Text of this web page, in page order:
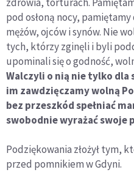
pod osłoną nocy,
mężów, ojców i synów. Nie
tych, którzy zginęli i byli
upominali się o godność,
Walczyli o nią nie tylko dla
im zawdzięczamy wolną
bez przeszkód spełniać
swobodnie wyrażać swoje
Podziękowania złożył tym,
przed pomnikiem w Gdyni.